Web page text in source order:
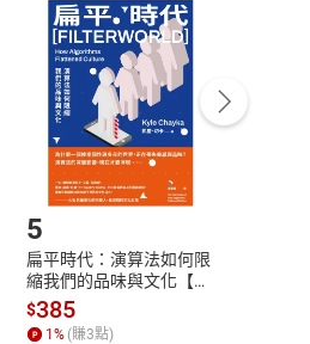
「申請取消訂單/退
完成訂單
Complete
5
扁平時代：演算法如何限
縮我們的品味與文化【電
子書】
$385
1% (賺3點)